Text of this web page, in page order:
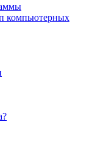
компьютерных